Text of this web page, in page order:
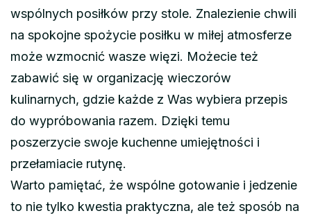
wspólnych posiłków przy stole. Znalezienie chwili
na spokojne spożycie posiłku w miłej atmosferze
może wzmocnić wasze więzi. Możecie też
zabawić się w organizację wieczorów
kulinarnych, gdzie każde z Was wybiera przepis
do wypróbowania razem. Dzięki temu
poszerzycie swoje kuchenne umiejętności i
przełamiacie rutynę.
Warto pamiętać, że wspólne gotowanie i jedzenie
to nie tylko kwestia praktyczna, ale też sposób na